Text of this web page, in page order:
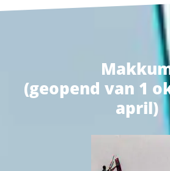
(geopend van 1
april)